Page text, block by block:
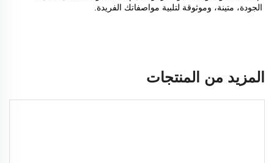
الجودة، متينة، وموثوقة لتلبية مواصفاتك الفريدة.
المزيد من المنتجات